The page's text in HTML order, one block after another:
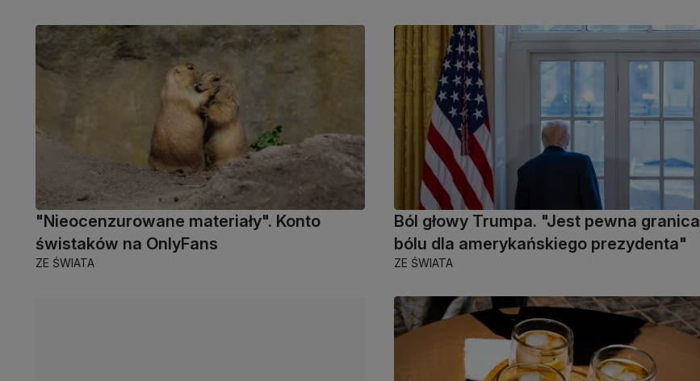
"Nieocenzurowane materiały". Konto
świstaków na OnlyFans
ZE ŚWIATA
Ból głowy Trumpa. "Jest pewna granica
bólu dla amerykańskiego prezydenta"
ZE ŚWIATA